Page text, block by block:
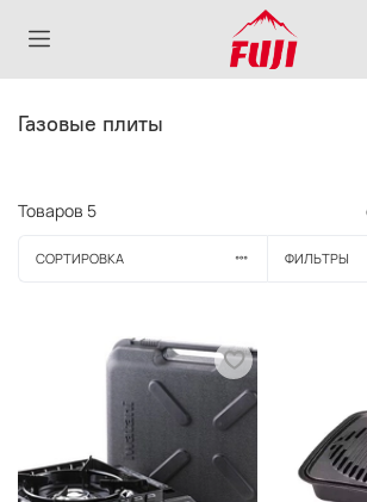
Газовые плиты
Товаров 5
СОРТИРОВКА ФИЛЬТРЫ